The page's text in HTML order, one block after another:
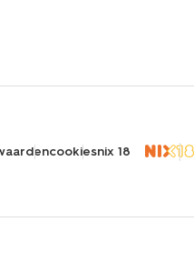
cookiesnix 18